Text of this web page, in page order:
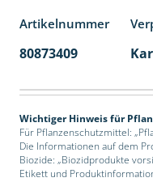
Artikelnummer
80873409
Wichtiger Hinweis für
Für Pflanzenschutzmittel:
Die Informationen auf dem
Biozide: „Biozidprodukte
Etikett und